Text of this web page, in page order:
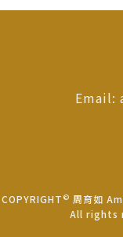
業 ESG 發展，培
Email:
COPYRIGHT © 周育如
All rights